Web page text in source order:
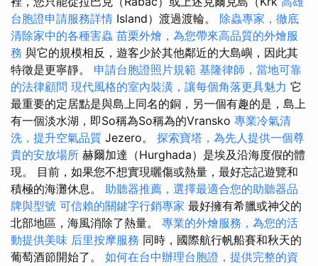
台胞證申請服務詳情 Island）渡過渡輪。 除蟲專家，徹底
清除家中的各種害蟲 苗栗外燴，為您帶來高品質的外燴服
務 與它的規模相反，遊客少於其他鄰近的大島嶼，因此其
特徵是更寧靜。 申請台胞證照片規範 基隆律師，當地可靠
的法律顧問 現代風格的室內裝潢，讓每個角落更具魅力 它
最重要的定居點是與島上同名的銅，另一個有趣的是，島上
有一個淡水湖，即So稱為So稱為的Vransko 專業冷氣清
洗，提升空氣品質 Jezero。 探索寶塔，為先人提供一個尊
貴的安放場所 赫爾加達（Hurghada）是埃及沿海度假的體
現。 目前，如果您不想實現曬傷或熱量，最好忘記遊覽和
積極的海灘休息。 助聽器推薦，選擇最適合您的助聽器品
牌與型號 可信賴的關鍵字行銷專家 最好擁有希臘或神父的
北部地區，海風消除了熱量。 專業的外燴服務，為您的活
動提供美味 后里按摩服務 同時，國際航行帆船賽和秋天的
葡萄酒節開始了。 如何在台中辦理台胞證，提供完整的資